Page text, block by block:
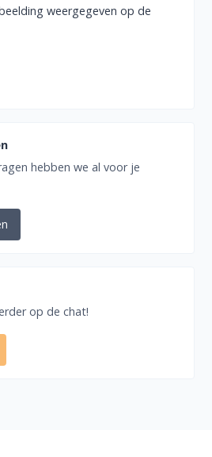
weergegeven op de
hebben we al voor je
op de chat!